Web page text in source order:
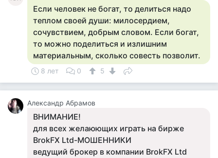
Если человек не богат, то делиться надо
теплом своей души: милосердием,
сочувствием, добрым словом. Если богат,
то можно поделиться и излишним
материальным, сколько совесть позволит.
8 лет 0 5
Александр Абрамов
ВНИМАНИЕ!
для всех желаюющих играть на бирже
BrokFX Ltd-МОШЕННИКИ
ведущий брокер в компании BrokFX Ltd